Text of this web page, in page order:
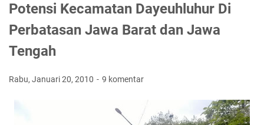
Potensi Kecamatan Dayeuhluhur Di
Perbatasan Jawa Barat dan Jawa
Tengah
Rabu, Januari 20, 2010 9 komentar